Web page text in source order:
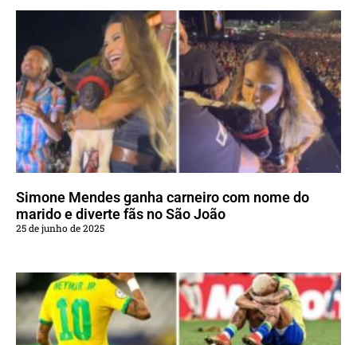
Simone Mendes ganha carneiro com nome do
marido e diverte fãs no São João
25 de junho de 2025